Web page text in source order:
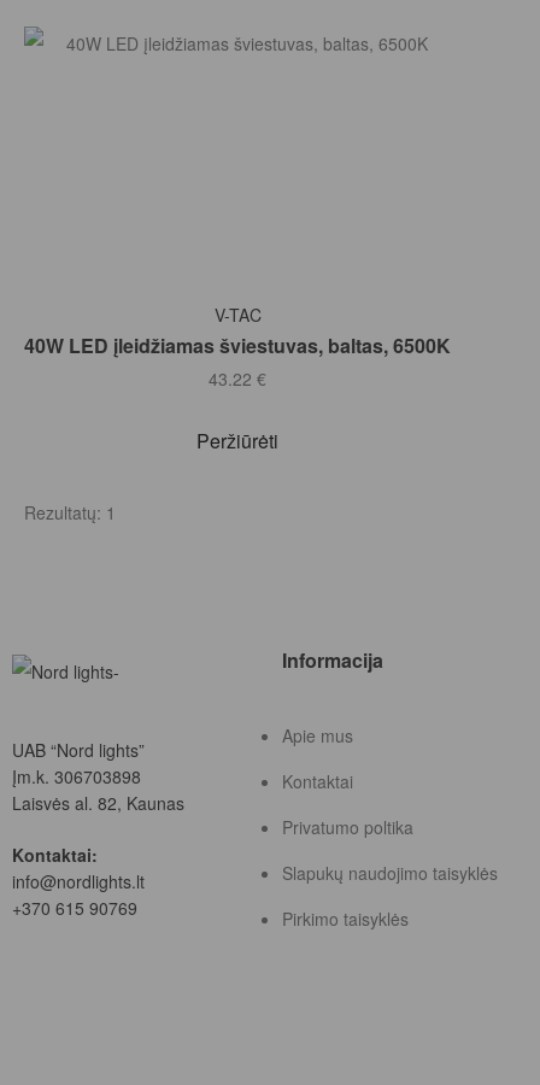
Į KREPŠELĮ
V-TAC
40W LED įleidžiamas šviestuvas, baltas, 6500K
43.22 €
Peržiūrėti
Rezultatų: 1
UAB “Nord lights”
Įm.k. 306703898
Laisvės al. 82, Kaunas
Kontaktai:
info@nordlights.lt
+370 615 90769
Informacija
Apie mus
Kontaktai
Privatumo poltika
Slapukų naudojimo taisyklės
Pirkimo taisyklės